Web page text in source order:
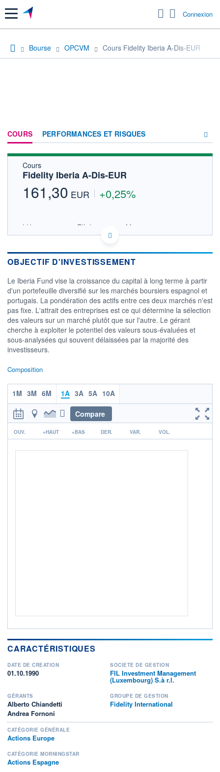
Menu Connexion
Bourse OPCVM Cours Fidelity Iberia A-Dis-EUR
COURS PERFORMANCES ET RISQUES
FORUM
Cours
Fidelity Iberia A-Dis-EUR
161,30 EUR +0,25%
LU0048581077 - FIL Investment Management
(Luxembourg) S.à r.l.
Consulter le prospectus / DIC
04/12 07/04 04/08
140
160
180
TARIFS PRIVILÉGIÉS
ÉLIGIBILITÉ
PEA PEA-PME BOURSOVIE LUX
CTO BUSINESS
Non éligible Boursobank
ACTIF NET (EUR)
OBJECTIF D'INVESTISSEMENT
Le Iberia Fund vise la croissance du capital à long terme à partir
d'un portefeuille diversifié sur les marchés boursiers espagnol et
portugais. La pondération des actifs entre ces deux marchés n'est
pas fixe. L'attrait des entreprises est ce qui détermine la sélection
des valeurs sur un marché plutôt que sur l'autre. Le gérant
cherche à exploiter le potentiel des valeurs sous-évaluées et
sous-analysées qui souvent délaissées par la majorité des
investisseurs.
Composition
1M 3M 6M 1A 3A 5A 10A
Compare
r
OUV. +HAUT +BAS DER. VAR. VOL.
CARACTÉRISTIQUES
DATE DE CRÉATION
01.10.1990
SOCIÉTÉ DE GESTION
FIL Investment Management
(Luxembourg) S.à r.l.
GÉRANTS
Alberto Chiandetti
Andrea Fornoni
GROUPE DE GESTION
Fidelity International
CATÉGORIE GÉNÉRALE
Actions Europe
CATÉGORIE MORNINGSTAR
Actions Espagne